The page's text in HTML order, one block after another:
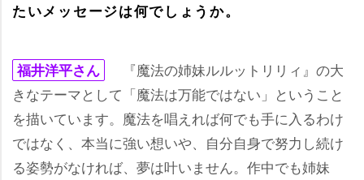
たいメッセージは何でしょうか。
福井洋平さん
『魔法の姉妹ルルットリリィ』の大
きなテーマとして「魔法は万能ではない」ということ
を描いています。魔法を唱えれば何でも手に入るわけ
ではなく、本当に強い想いや、自分自身で努力し続け
る姿勢がなければ、夢は叶いません。作中でも姉妹